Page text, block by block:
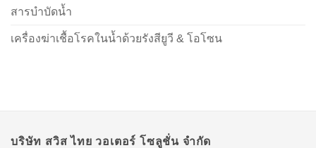
สารบำบัดน้ำ
เครื่องฆ่าเชื้อโรคในน้ำด้วยรังสียูวี & โอโซน
บริษัท สวิส ไทย วอเตอร์ โซลูชั่น จำกัด